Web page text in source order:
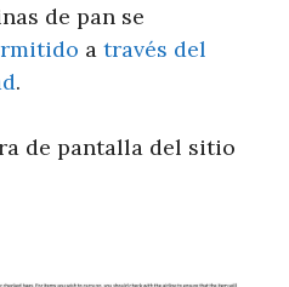
de pan se
a través del
.
de pantalla del sitio